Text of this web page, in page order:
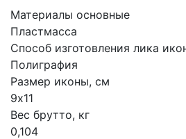
Материалы основные
Пластмасса
Способ изготовления лика
Полиграфия
Размер иконы, см
9х11
Вес брутто, кг
0,104